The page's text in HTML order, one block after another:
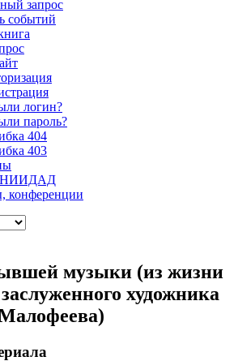
запрос
событий
логин?
пароль?
404
403
конференции
музыки (из жизни
художника